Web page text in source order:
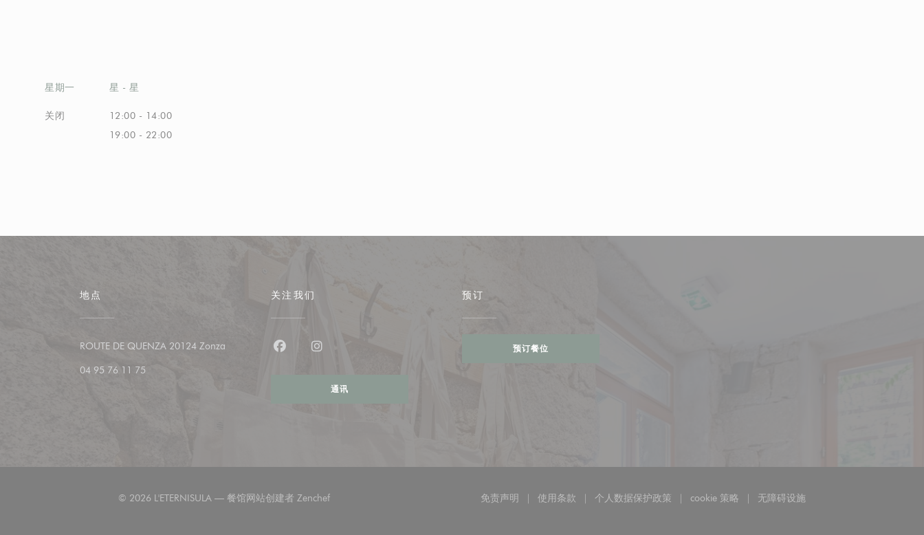
星期一
关闭
星 - 星
12:00 - 14:00
19:00 - 22:00
地点
ROUTE DE QUENZA 20124 Zonza((在新窗口中打开))
04 95 76 11 75
关注我们
通讯
预订
预订餐位
© 2026 L'ETERNISULA — 餐馆网站创建者 Zenchef((在新窗口中打开)) 免责声明
((在新窗口中打开))
使用条款
((在新窗口中打开))
个人数据保护政策
((在新窗口中打开))
cookie 策略
((在新窗口中打开))
无障碍设施